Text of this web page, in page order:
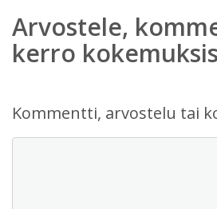
Arvostele,
kerro
Kommentti, arvostelu tai